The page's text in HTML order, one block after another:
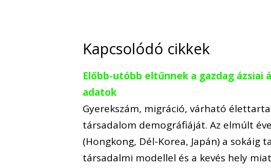
Kapcsolódó cikkek
Előbb-utóbb eltűnnek a gazdag
adatok
Gyerekszám, migráció, várható
társadalom demográfiáját. Az elmúlt
(Hongkong, Dél-Korea, Japán) a sokáig
társadalmi modellel és a kevés hely